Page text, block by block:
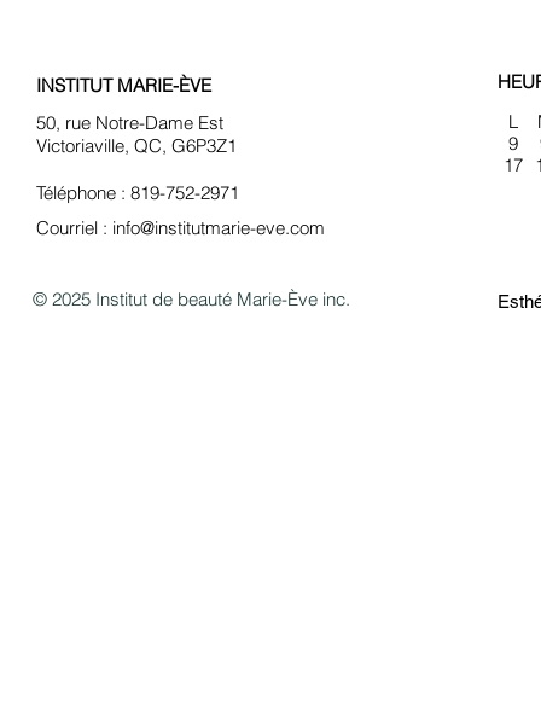
INSTITUT MARIE-ÈVE
50, rue Notre-Dame Est
Victoriaville, QC, G6P3Z1
L
9
17
Téléphone : 819-752-2971
Courriel : info@institutmarie-eve.com
© 2025 Institut de beauté Marie-Ève inc.